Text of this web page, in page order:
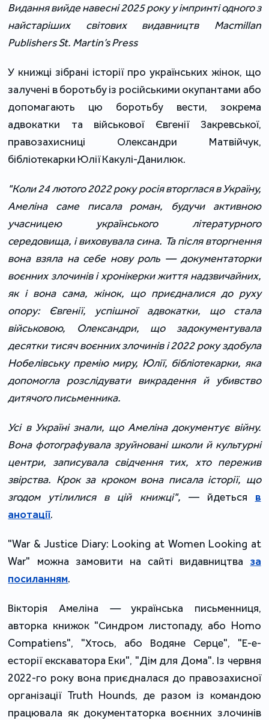
Видання вийде навесні 2025 року уімпринті одного з
найстаріших світових видавництв Macmillan
Publishers St. Martin’s Press
У книжці зібрані історії про українських жінок, що
залучені в боротьбу із російськими окупантами або
допомагають цю боротьбу вести, зокрема
адвокатки та військової Євгенії Закревської,
правозахисниці Олександри Матвійчук,
бібліотекарки Юлії Какулі-Данилюк.
"Коли 24 лютого 2022 року росія вторглася в Україну,
Амеліна саме писала роман, будучи активною
учасницею українського літературного
середовища, і виховувала сина. Та після вторгнення
вона взяла на себе нову роль —документаторки
воєнних злочинів і хронікерки життя надзвичайних,
як і вона сама, жінок, що приєдналися до руху
опору: Євгенії, успішної адвокатки, що стала
військовою, Олександри, що задокументувала
десятки тисяч воєнних злочинів і 2022 року здобула
Нобелівську премію миру, Юлії, бібліотекарки, яка
допомогла розслідувати викрадення й убивство
дитячого письменника.
Усі в Україні знали, що Амеліна документує війну.
Вона фотографувала зруйновані школи й культурні
центри, записувала свідчення тих, хто пережив
звірства. Крок за кроком вона писала історії, що
згодом утілилися в цій книжці", — йдеться в
анотації.
"War & Justice Diary: Looking at Women Looking at
War" можна замовити на сайті видавництва за
посиланням.
Вікторія Амеліна —українська письменниця,
авторка книжок "Синдром листопаду, або Homo
Compatiens", "Хтось, або Водяне Серце", "Е-е-
есторії екскаватора Еки", "Дім для Дома". Із червня
2022-го року вона приєдналася до правозахисної
організації Truth Hounds, де разом із командою
працювала як документаторка воєнних злочинів